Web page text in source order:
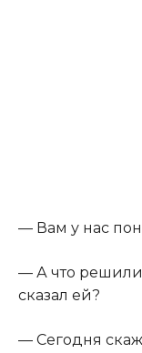
— Вам у нас
— А что решили
сказал ей?
— Сегодня